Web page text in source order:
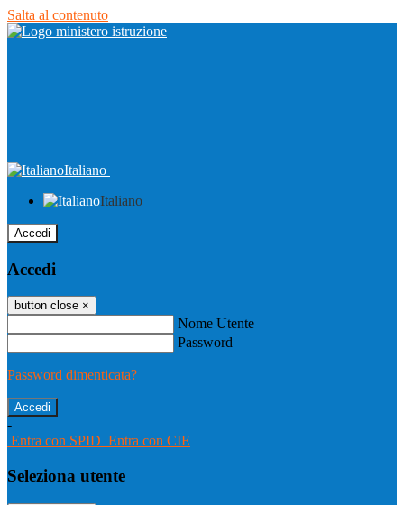
Salta al contenuto
Italiano
Italiano
Accedi
Accedi
button close ×
Nome Utente
Password
Password dimenticata?
-
Entra con SPID Entra con CIE
Seleziona utente